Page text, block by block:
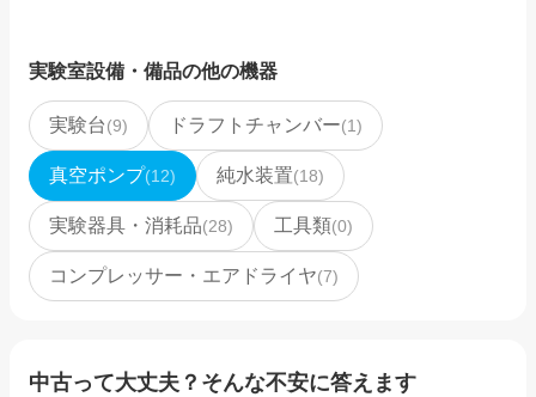
実験室設備・備品の他の機器
実験台(9) ドラフトチャンバー(1)
真空ポンプ(12) 純水装置(18)
実験器具・消耗品(28) 工具類(0)
コンプレッサー・エアドライヤ(7)
中古って大丈夫？そんな不安に答えます